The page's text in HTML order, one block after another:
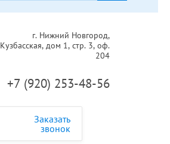
г. Нижний Новгород,
Кузбасская, дом 1, стр. 3, оф.
204
+7 (920) 253-48-56
Заказать
звонок